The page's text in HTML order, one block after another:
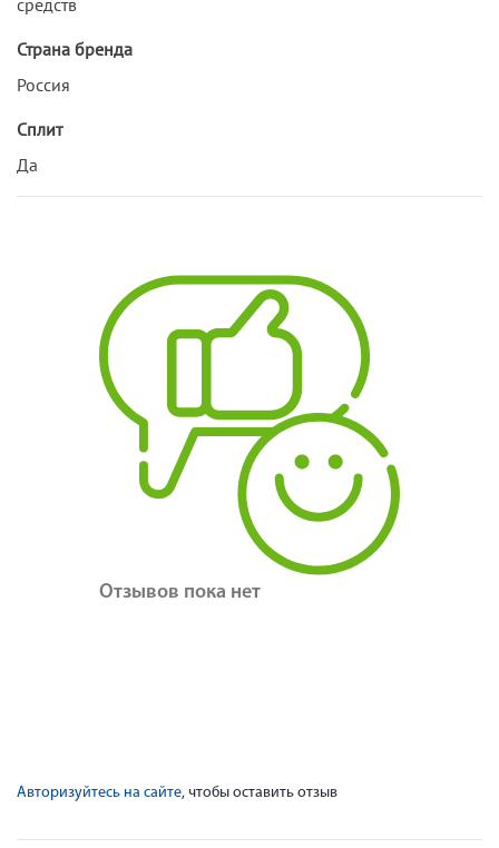
Страна бренда
Россия
Сплит
Да
Отзывов пока нет
Авторизуйтесь на сайте, чтобы оставить отзыв